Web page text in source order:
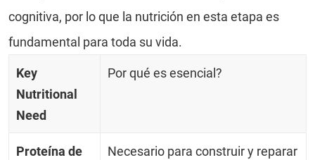
cognitiva, por lo que la nutrición en esta etapa es
fundamental para toda su vida.
Key
Nutritional
Need
Por qué es esencial?
Proteína de
Necesario para construir y reparar